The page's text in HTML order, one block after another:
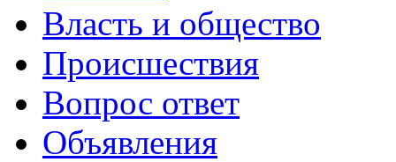
Власть и общество
Происшествия
Вопрос ответ
Объявления